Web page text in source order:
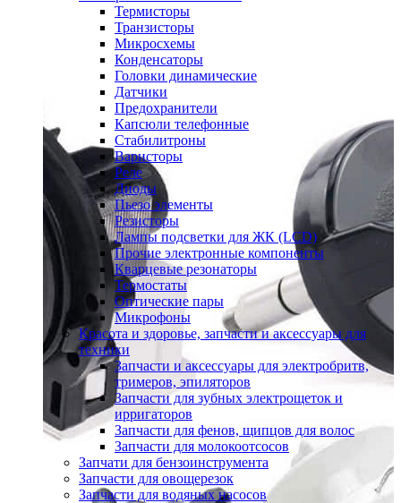
Термисторы
Транзисторы
Микросхемы
Конденсаторы
Головки динамические
Датчики
Предохранители
Капсюли телефонные
Стабилитроны
Варисторы
Реле
Диоды
Пьезо элементы
Резисторы
Лампы подсветки для ЖК (LCD)
Прочие электронные компоненты
Кварцевые резонаторы
Термостаты
Оптические пары
Микрофоны
Красота и здоровье, запчасти и аксессуары для
техники
Запчасти и аксессуары для электробритв,
тримеров, эпиляторов
Запчасти для зубных электрощеток и
ирригаторов
Запчасти для фенов, щипцов для волос
Запчасти для молокоотсосов
Запчати для бензоинструмента
Запчасти для овощерезок
Запчасти для водяных насосов